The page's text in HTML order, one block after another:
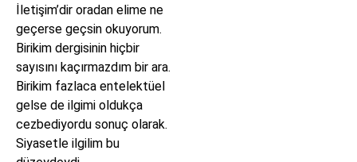
İletişim’dir oradan elime ne
geçerse geçsin okuyorum.
Birikim dergisinin hiçbir
sayısını kaçırmazdım bir ara.
Birikim fazlaca entelektüel
gelse de ilgimi oldukça
cezbediyordu sonuç olarak.
Siyasetle ilgilim bu